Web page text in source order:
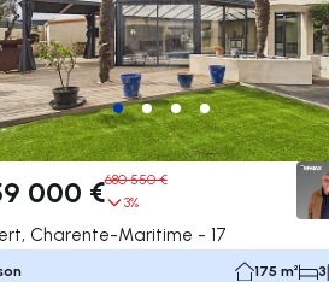
la droitevers la gauche
000 €680 550 €
3%
Charente-Maritime - 17
175 m² 3